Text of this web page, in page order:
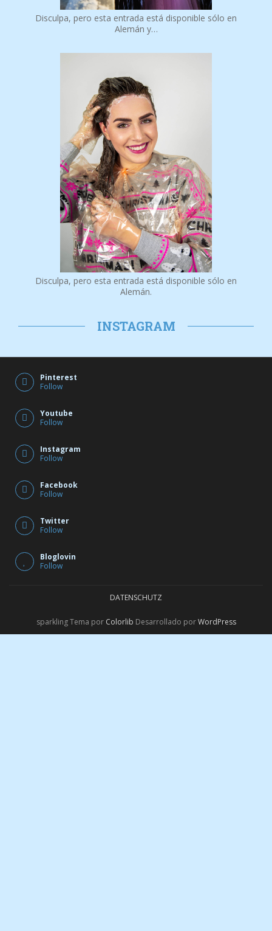
Disculpa, pero esta entrada está disponible sólo en
Alemán y…
Disculpa, pero esta entrada está disponible sólo en
Alemán.
INSTAGRAM
Pinterest
Follow
Youtube
Follow
Instagram
Follow
Facebook
Follow
Twitter
Follow
Bloglovin
Follow
DATENSCHUTZ
sparkling Tema por Colorlib Desarrollado porWordPress